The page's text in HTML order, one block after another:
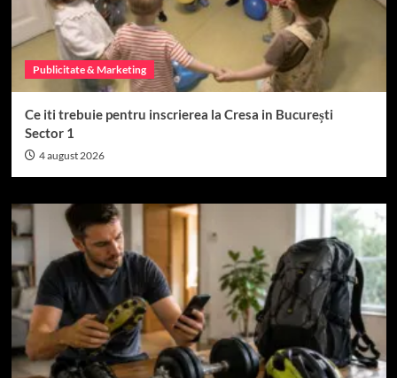
Publicitate & Marketing
Ce iti trebuie pentru inscrierea la Cresa in București
Sector 1
4 august 2026